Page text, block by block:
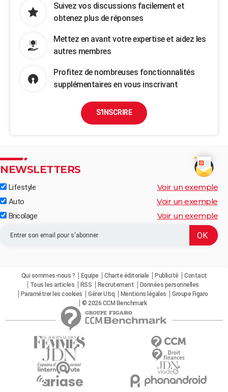
Suivez vos discussions facilement et
obtenez plus de réponses
Mettez en avant votre expertise et aidez les
autres membres
Profitez de nombreuses fonctionnalités
supplémentaires en vous inscrivant
S'INSCRIRE
NEWSLETTERS
Lifestyle Voir un exemple
Auto Voir un exemple
Bricolage Voir un exemple
Qui sommes-nous ? Equipe Charte éditoriale Publicité
Contact
Tous les articles
RSS Recrutement
Données personnelles
Paramétrer les cookies
Gérer Utiq Mentions légales
Groupe Figaro
© 2026 CCM Benchmark